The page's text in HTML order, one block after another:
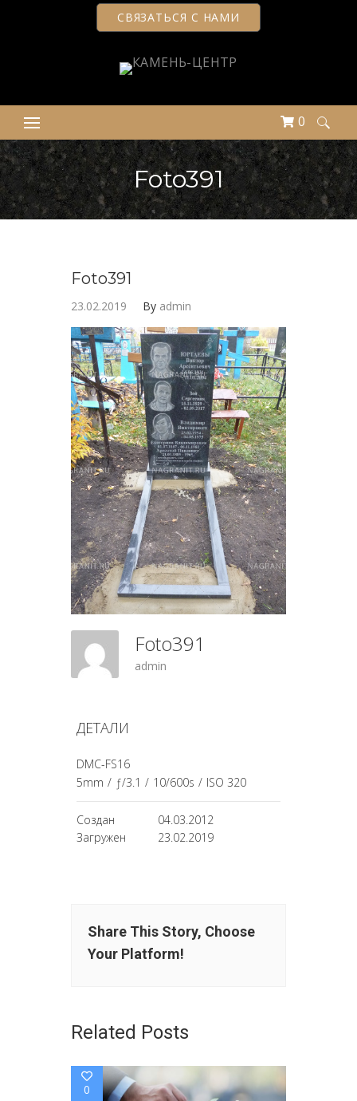
СВЯЗАТЬСЯ С НАМИ
0
Найти:
Foto391
Foto391
23.02.2019 By admin
Foto391
admin
ДЕТАЛИ
DMC-FS16
5mm / ƒ/3.1 / 10/600s / ISO 320
Создан
04.03.2012
Загружен
23.02.2019
Share This Story, Choose
Your Platform!
Related Posts
0